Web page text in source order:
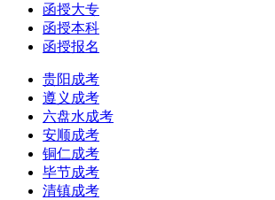
函授大专
函授本科
函授报名
贵阳成考
遵义成考
六盘水成考
安顺成考
铜仁成考
毕节成考
清镇成考